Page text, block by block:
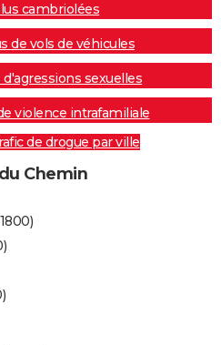
cambriolées
de vols de véhicules
sexuelles
violence intrafamiliale
de drogue par ville
Chemin